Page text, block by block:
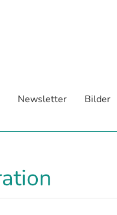
Newsletter Bilder